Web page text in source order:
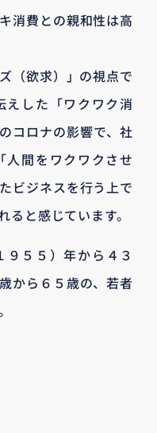
消費との親和性は高
（欲求）」の視点で
えした「ワクワク消
コロナの影響で、社
人間をワクワクさせ
ビジネスを行う上で
と感じています。
５５）年から４３
から６５歳の、若者